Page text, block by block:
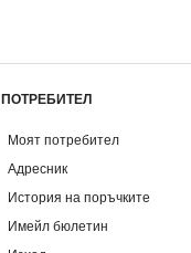
ПОТРЕБИТЕЛ
Моят потребител
Адресник
История на поръчките
Имейл бюлетин